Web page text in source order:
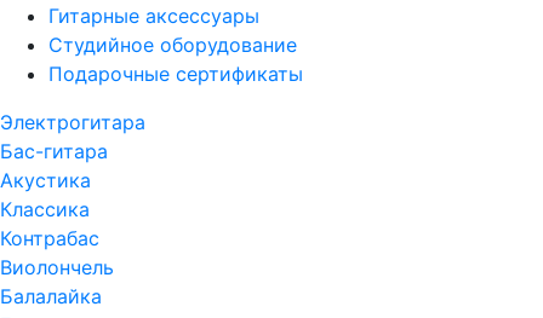
Гитарные аксессуары
Студийное оборудование
Подарочные сертификаты
Электрогитара
Бас-гитара
Акустика
Классика
Контрабас
Виолончель
Балалайка